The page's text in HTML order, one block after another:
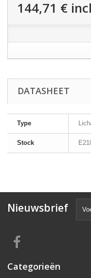
144,71 €
DATASHEET
Type
Stock
Nieuwsbrief
Categorieën